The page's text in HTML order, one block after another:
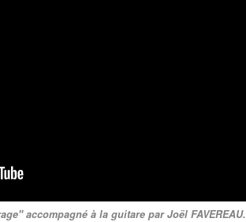
accompagné à la guitare par Joël FAVEREAU.